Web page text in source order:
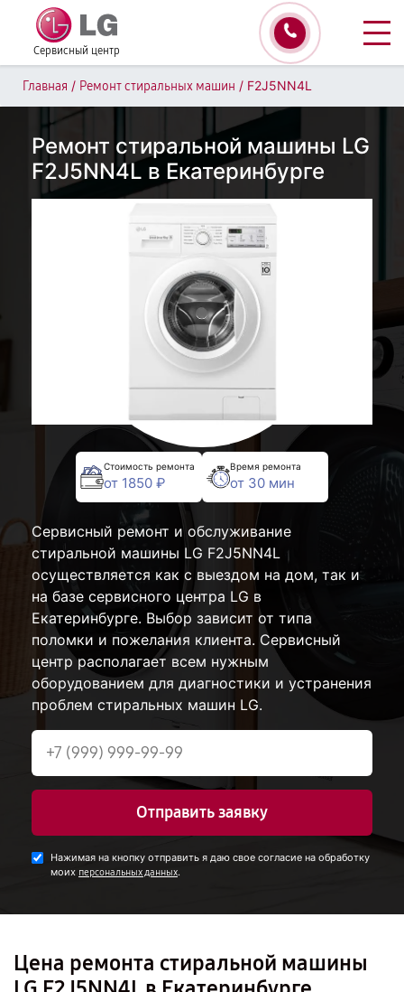
Сервисный центр
Главная / Ремонт стиральных машин / F2J5NN4L
Ремонт стиральной машины LG
F2J5NN4L в Екатеринбурге
Стоимость ремонта
от 1850 ₽
Время ремонта
от 30 мин
Сервисный ремонт и обслуживание
стиральной машины LG F2J5NN4L
осуществляется как с выездом на дом, так и
на базе сервисного центра LG в
Екатеринбурге. Выбор зависит от типа
поломки и пожелания клиента. Сервисный
центр располагает всем нужным
оборудованием для диагностики и устранения
проблем стиральных машин LG.
Отправить заявку
Нажимая на кнопку отправить я даю свое согласие на обработку
моих персональных данных.
Цена ремонта стиральной машины